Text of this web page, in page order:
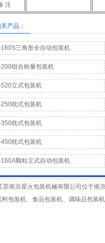
注
产品：
三角形全自动包装机
组合称量包装机
立式包装机
枕式包装机
枕式包装机
枕式包装机
颗粒立式自动包装机
苏南京星火包装机械有限公司位于
包装机、食品包装机、调味品包装